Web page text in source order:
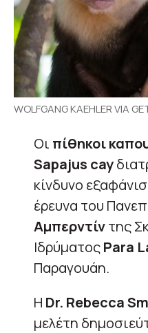
WOLFGANG KAEHLER VIA
Οι πίθηκοι
Sapajus cay
κίνδυνο
έρευνα του
Αμπερντίντης
ΙδρύματοςPara
Παραγουάη.
H Dr. Rebecca
μελέτη